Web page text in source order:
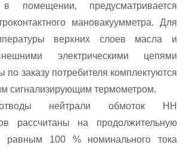
помещении, предусматривается
мановакуумметра. Для
верхних слоев масла и
электрическими цепями
заказу потребителя комплектуются
сигнализирующим термометром.
нейтрали обмоток НН
рассчитаны на продолжительную
равным 100 % номинального тока